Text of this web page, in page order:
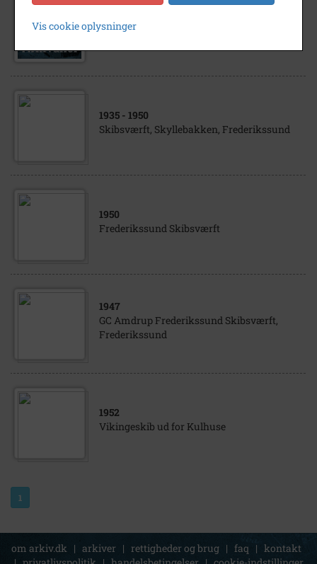
1947- 1951
GC Amdrup, Frederikssund Skiftværft,
1935 - 1950
Skibsværft, Skyllebakken, Frederikssund
1950
Frederikssund Skibsværft
1947
GC Amdrup Frederikssund Skibsværft,
Frederikssund
1952
Vikingeskib ud for Kulhuse
1
om arkiv.dk | arkiver | rettigheder og brug | faq | kontakt
Vis cookie oplysninger